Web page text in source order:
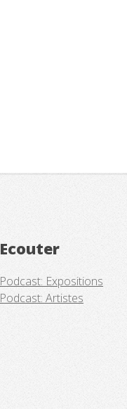
Ecouter
Podcast: Expositions
Podcast: Artistes